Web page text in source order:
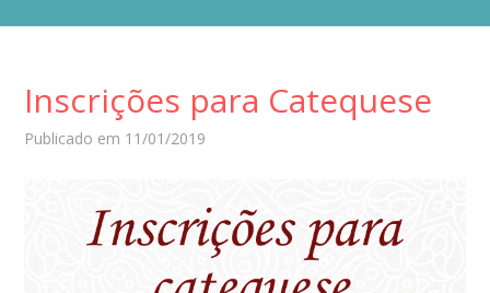
Inscrições para Catequese
Publicado em 11/01/2019